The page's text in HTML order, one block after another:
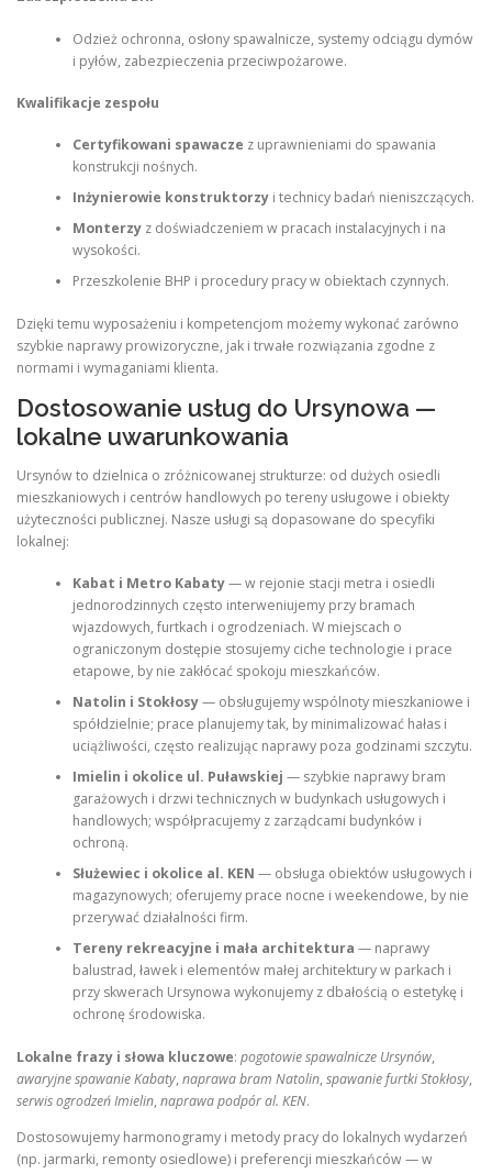
Odzież ochronna, osłony spawalnicze, systemy odciągu dymów
i pyłów, zabezpieczenia przeciwpożarowe.
Kwalifikacje zespołu
Certyfikowani spawacze z uprawnieniami do spawania
konstrukcji nośnych.
Inżynierowie konstruktorzyi technicy badań nieniszczących.
Monterzyz doświadczeniem w pracach instalacyjnych i na
wysokości.
Przeszkolenie BHP i procedury pracy w obiektach czynnych.
Dzięki temu wyposażeniu i kompetencjom możemy wykonać zarówno
szybkie naprawy prowizoryczne, jak i trwałe rozwiązania zgodne z
normami i wymaganiami klienta.
Dostosowanie usług do Ursynowa —
lokalne uwarunkowania
Ursynów to dzielnica o zróżnicowanej strukturze: od dużych osiedli
mieszkaniowych i centrów handlowych po tereny usługowe i obiekty
użyteczności publicznej. Nasze usługi są dopasowane do specyfiki
lokalnej:
Kabat i Metro Kabaty— w rejonie stacji metra i osiedli
jednorodzinnych często interweniujemy przy bramach
wjazdowych, furtkach i ogrodzeniach. W miejscach o
ograniczonym dostępie stosujemy ciche technologie i prace
etapowe, by nie zakłócać spokoju mieszkańców.
Natolin i Stokłosy— obsługujemy wspólnoty mieszkaniowe i
spółdzielnie; prace planujemy tak, by minimalizować hałas i
uciążliwości, często realizując naprawy poza godzinami szczytu.
Imielin i okolice ul. Puławskiej — szybkie naprawy bram
garażowych i drzwi technicznych w budynkach usługowych i
handlowych; współpracujemy z zarządcami budynków i
ochroną.
Służewiec i okolice al. KEN — obsługa obiektów usługowych i
magazynowych; oferujemy prace nocne i weekendowe, by nie
przerywać działalności firm.
Tereny rekreacyjne i mała architektura — naprawy
balustrad, ławek i elementów małej architektury w parkach i
przy skwerach Ursynowa wykonujemy z dbałością o estetykę i
ochronę środowiska.
Lokalne frazy i słowa kluczowe: pogotowie spawalnicze Ursynów,
awaryjne spawanie Kabaty, naprawa bram Natolin, spawanie furtki Stokłosy,
serwis ogrodzeń Imielin, naprawa podpór al. KEN.
Dostosowujemy harmonogramy i metody pracy do lokalnych wydarzeń
(np. jarmarki, remonty osiedlowe) i preferencji mieszkańców — w